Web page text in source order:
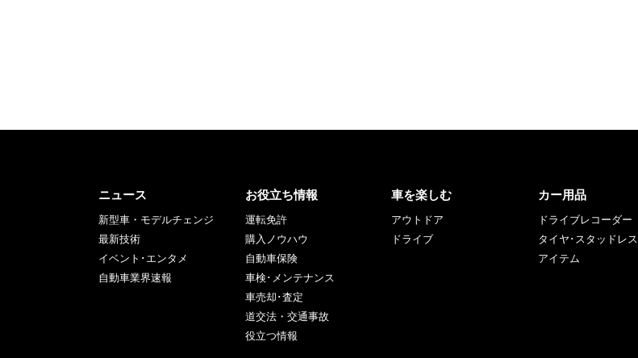
ニュース
新型車・モデルチェンジ
最新技術
イベント･エンタメ
自動車業界速報
お役立ち情報
運転免許
購入ノウハウ
自動車保険
車検･メンテナンス
車売却･査定
道交法・交通事故
役立つ情報
車を楽しむ
アウトドア
ドライブ
カー用品
ドライブレコーダー
タイヤ･スタッドレス
アイテム